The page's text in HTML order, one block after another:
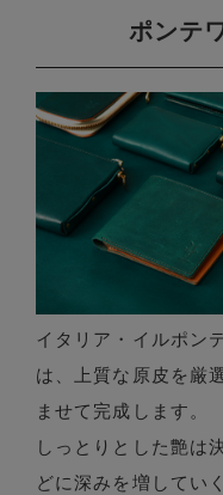
ポンテ
イタリア・イルポン
は、上質な原皮を厳
ませて完成します。
しっとりとした艶は
どに深みを増してい